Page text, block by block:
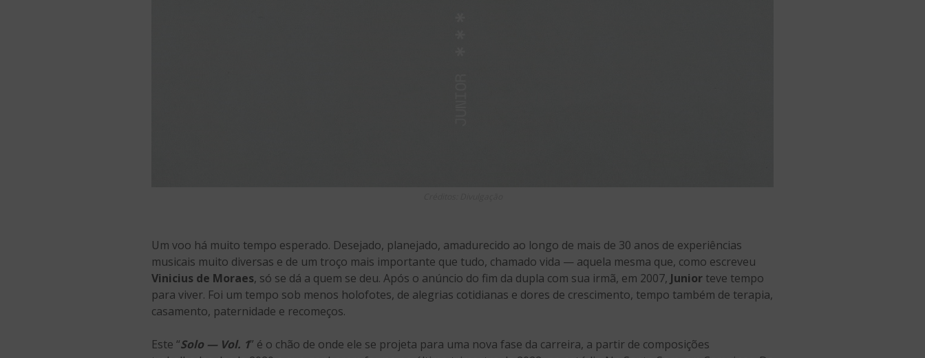
Um voo há muito tempo esperado. Desejado, planejado, amadurecido ao longo de mais de 30 anos de experiências
musicais muito diversas e de um troço mais importante que tudo, chamado vida — aquela mesma que, como escreveu
Vinicius de Moraes, só se dá a quem se deu. Após o anúncio do fim da dupla com sua irmã, em 2007, Junior teve tempo
para viver. Foi um tempo sob menos holofotes, de alegrias cotidianas e dores de crescimento, tempo também de terapia,
casamento, paternidade e recomeços.
Este “Solo — Vol. 1” é o chão de onde ele se projeta para uma nova fase da carreira, a partir de composições